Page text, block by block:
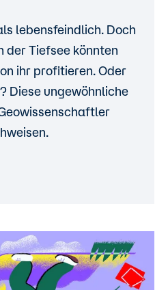
lebensfeindlich. Doch
der Tiefsee könnten
ihr profitieren. Oder
Diese ungewöhnliche